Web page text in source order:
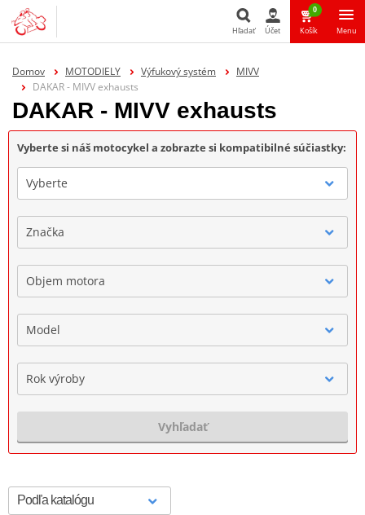
Hľadať Účet
0
Košík Menu
Domov MOTODIELY Výfukový systém
MIVV
DAKAR - MIVV exhausts
DAKAR - MIVV exhausts
Vyberte si náš motocykel a zobrazte si kompatibilné súčiastky:
Vyberte
Značka
Objem motora
Model
Rok výroby
Vyhľadať